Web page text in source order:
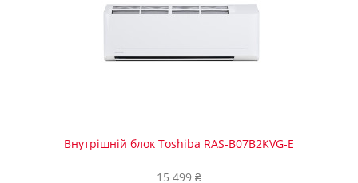
Внутрішній блок Toshiba RAS-B07B2KVG-E
15 499 ₴